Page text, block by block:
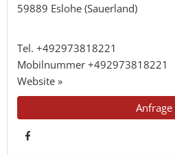
59889 Eslohe (Sauerland)
Tel. +492973818221
Mobilnummer +492973818221
Website »
Anfrage